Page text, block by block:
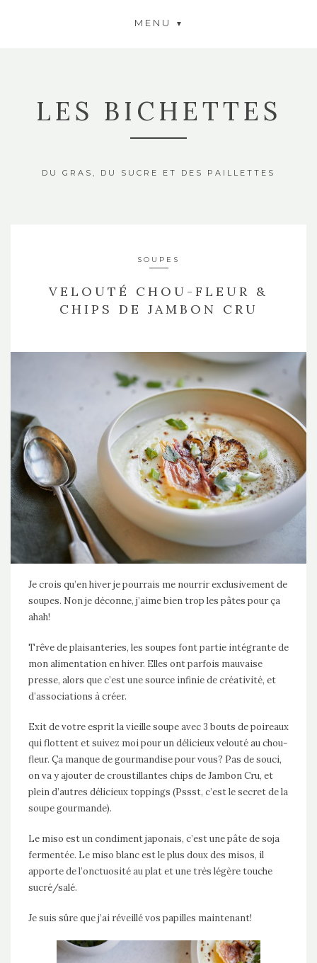
MENU
LES BICHETTES
DU GRAS, DU SUCRE ET DES PAILLETTES
SOUPES
VELOUTÉ CHOU-FLEUR &
CHIPS DE JAMBON CRU
Je crois qu’en hiver je pourrais me nourrir exclusivement de
soupes. Non je déconne, j’aime bien trop les pâtes pour ça
ahah!
Trêve de plaisanteries, les soupes font partie intégrante de
mon alimentation en hiver. Elles ont parfois mauvaise
presse, alors que c’est une source infinie de créativité, et
d’associations à créer.
Exit de votre esprit la vieille soupe avec 3 bouts de poireaux
qui flottent et suivez moi pour un délicieux velouté au chou-
fleur. Ça manque de gourmandise pour vous? Pas de souci,
on va y ajouter de croustillantes chips de Jambon Cru, et
plein d’autres délicieux toppings (Pssst, c’est le secret de la
soupe gourmande).
Le miso est un condiment japonais, c’est une pâte de soja
fermentée. Le miso blanc est le plus doux des misos, il
apporte de l’onctuosité au plat et une très légère touche
sucré/salé.
Je suis sûre que j’ai réveillé vos papilles maintenant!